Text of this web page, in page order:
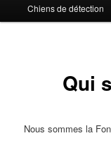
Chiens de détection
Qui
Nous sommes la